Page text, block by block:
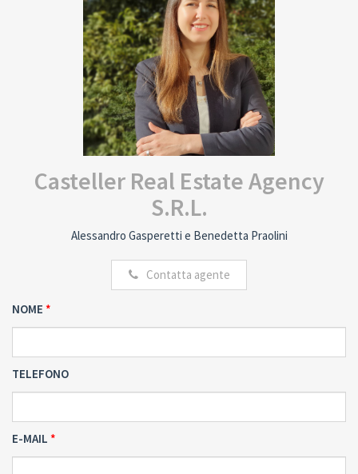
Casteller Real Estate Agency
S.R.L.
Alessandro Gasperetti e Benedetta Praolini
Contatta agente
NOME
TELEFONO
E-MAIL